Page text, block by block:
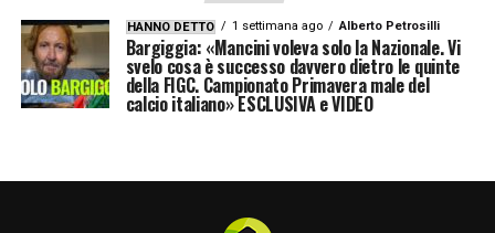
HANNO DETTO 1 settimana ago Alberto Petrosilli
Bargiggia: «Mancini voleva solo la Nazionale. Vi
svelo cosa è successo davvero dietro le quinte
della FIGC. Campionato Primavera male del
calcio italiano» ESCLUSIVA e VIDEO